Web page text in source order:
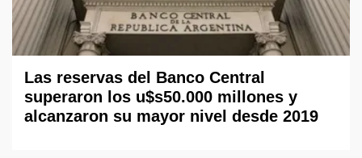
Las reservas del Banco Central
superaron los u$s50.000 millones y
alcanzaron su mayor nivel desde 2019